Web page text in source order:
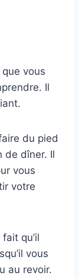
vous
Il
du pied
de dîner. Il
vous
votre
qu’il
vous
au revoir.